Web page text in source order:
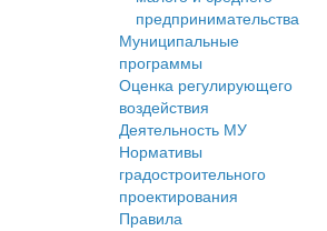
предпринимательства
Муниципальные
программы
Оценка регулирующего
воздействия
Деятельность МУ
Нормативы
градостроительного
проектирования
Правила